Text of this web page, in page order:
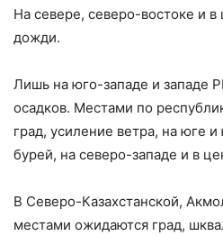
На севере, северо-востоке и
дожди.
Лишь на юго-западе и западе
осадков. Местами по
град, усиление ветра, на юге
бурей, на северо-западе и в
В Северо-Казахстанской,
местами ожидаются град,